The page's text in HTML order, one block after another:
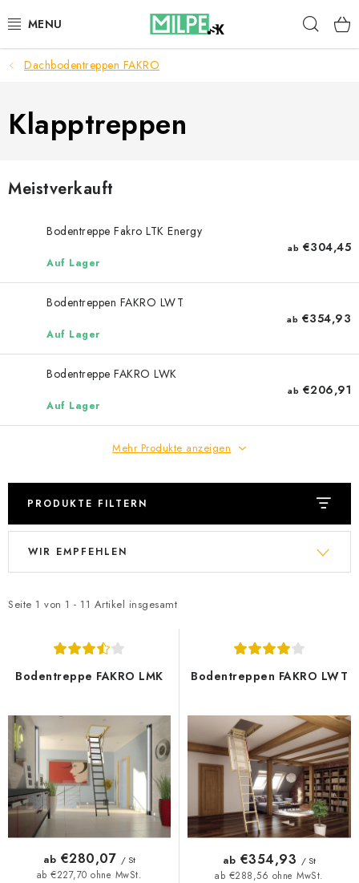
Inhalt
DACHFENSTER
DACHBODENTREPPE
BAU
BLOG
Datenschutzerklärung
Allgemeinen Geschäftsbedingungen
Sitemap von Milpe.sk
Dachbodentreppen FAKRO
Klapptreppen
Meistverkauft
Bodentreppe Fakro LTK Energy
Auf Lager
ab €304,45
Bodentreppen FAKRO LWT
Auf Lager
ab €354,93
Bodentreppe FAKRO LWK
Auf Lager
ab €206,91
Mehr Produkte anzeigen
PRODUKTE FILTERN
L
t
e
P
r
o
d
u
k
Seite 1 von 1 - 11 Artikel insgesamt
P
d
o
r
t
i
e
r
WIR EMPFEHLEN
Bodentreppe FAKRO LMK
ab €227,70 ohne MwSt.
ab €280,07 / St
Bodentreppen FAKRO LWT
ab €288,56 ohne MwSt.
ab €354,93 / St